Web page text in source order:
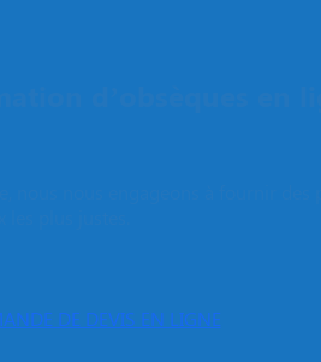
DE DEVIS EN LIGNE